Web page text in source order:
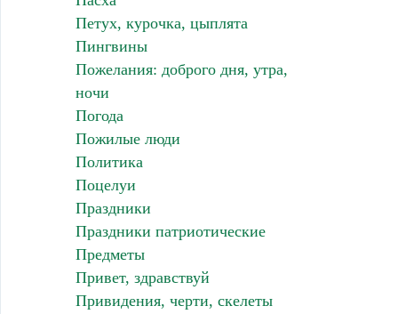
Петух, курочка, цыплята
Пингвины
Пожелания: доброго дня, утра,
ночи
Погода
Пожилые люди
Политика
Поцелуи
Праздники
Праздники патриотические
Предметы
Привет, здравствуй
Привидения, черти, скелеты